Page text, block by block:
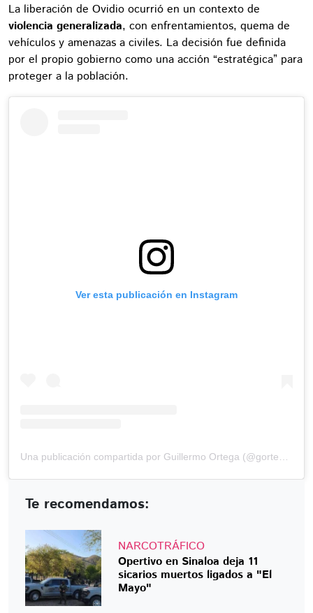
La liberación de Ovidio ocurrió en un contexto de
violencia generalizada, con enfrentamientos, quema de
vehículos y amenazas a civiles. La decisión fue definida
por el propio gobierno como una acción “estratégica” para
proteger a la población.
Ver esta publicación en Instagram
Te recomendamos:
NARCOTRÁFICO
Opertivo en Sinaloa deja 11
sicarios muertos ligados a "El
Mayo"